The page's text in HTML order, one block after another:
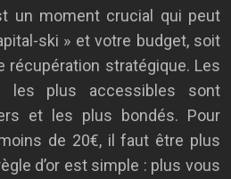
un moment crucial qui peut
ski » et votre budget, soit
récupération stratégique. Les
les plus accessibles sont
et les plus bondés. Pour
de 20€, il faut être plus
d’or est simple : plus vous